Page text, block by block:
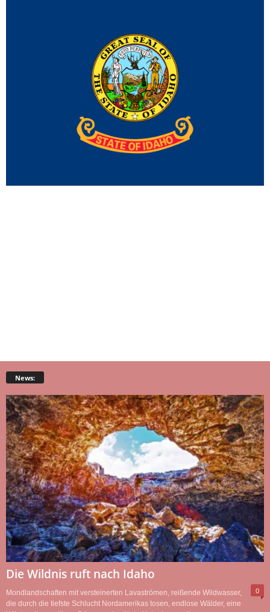
News:
Die Wildnis ruft nach Idaho
0
Mondlandschaften mit versteinerten Lavaströmen, reißende Wildwasser,
die durch die tiefste Schlucht Nordamerikas tosen, endlose Wälder, eine